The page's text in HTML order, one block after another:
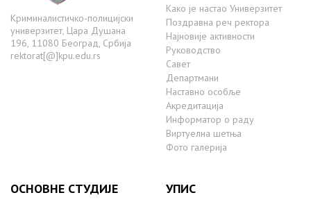
Криминалистичко-полицијски
универзитет, Цара Душана
196, 11080 Београд, Србија
rektorat[@]kpu.edu.rs
Како је настаo Универзитет
Поздравна реч ректора
Најновије активности
Руководство
Савет
Департмани
Наставно особље
Акредитација
Информатор о раду
Виртуелна шетња
Фото галерија
ОСНОВНЕ СТУДИЈЕ УПИС